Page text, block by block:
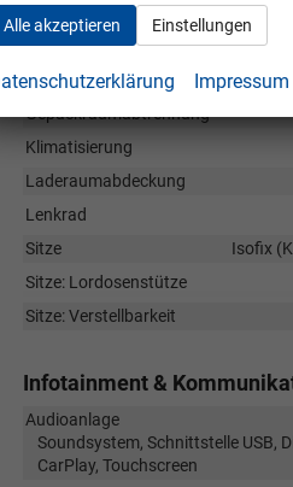
Durchlademöglichkeit
Fensterheber
Gepäckraumabtrennung
Klimatisierung
Laderaumabdeckung
Lenkrad
Sitze
Isofix
Sitze: Lordosenstütze
Sitze: Verstellbarkeit
Infotainment &
Audioanlage
Soundsystem, Schnittstelle USB,
CarPlay, Touchscreen
Alle akzeptieren Einstellungen
Impressum